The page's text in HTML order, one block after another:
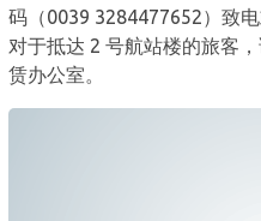
码（0039 3284477652）致
对于抵达 2 号航站楼的旅客
赁办公室。